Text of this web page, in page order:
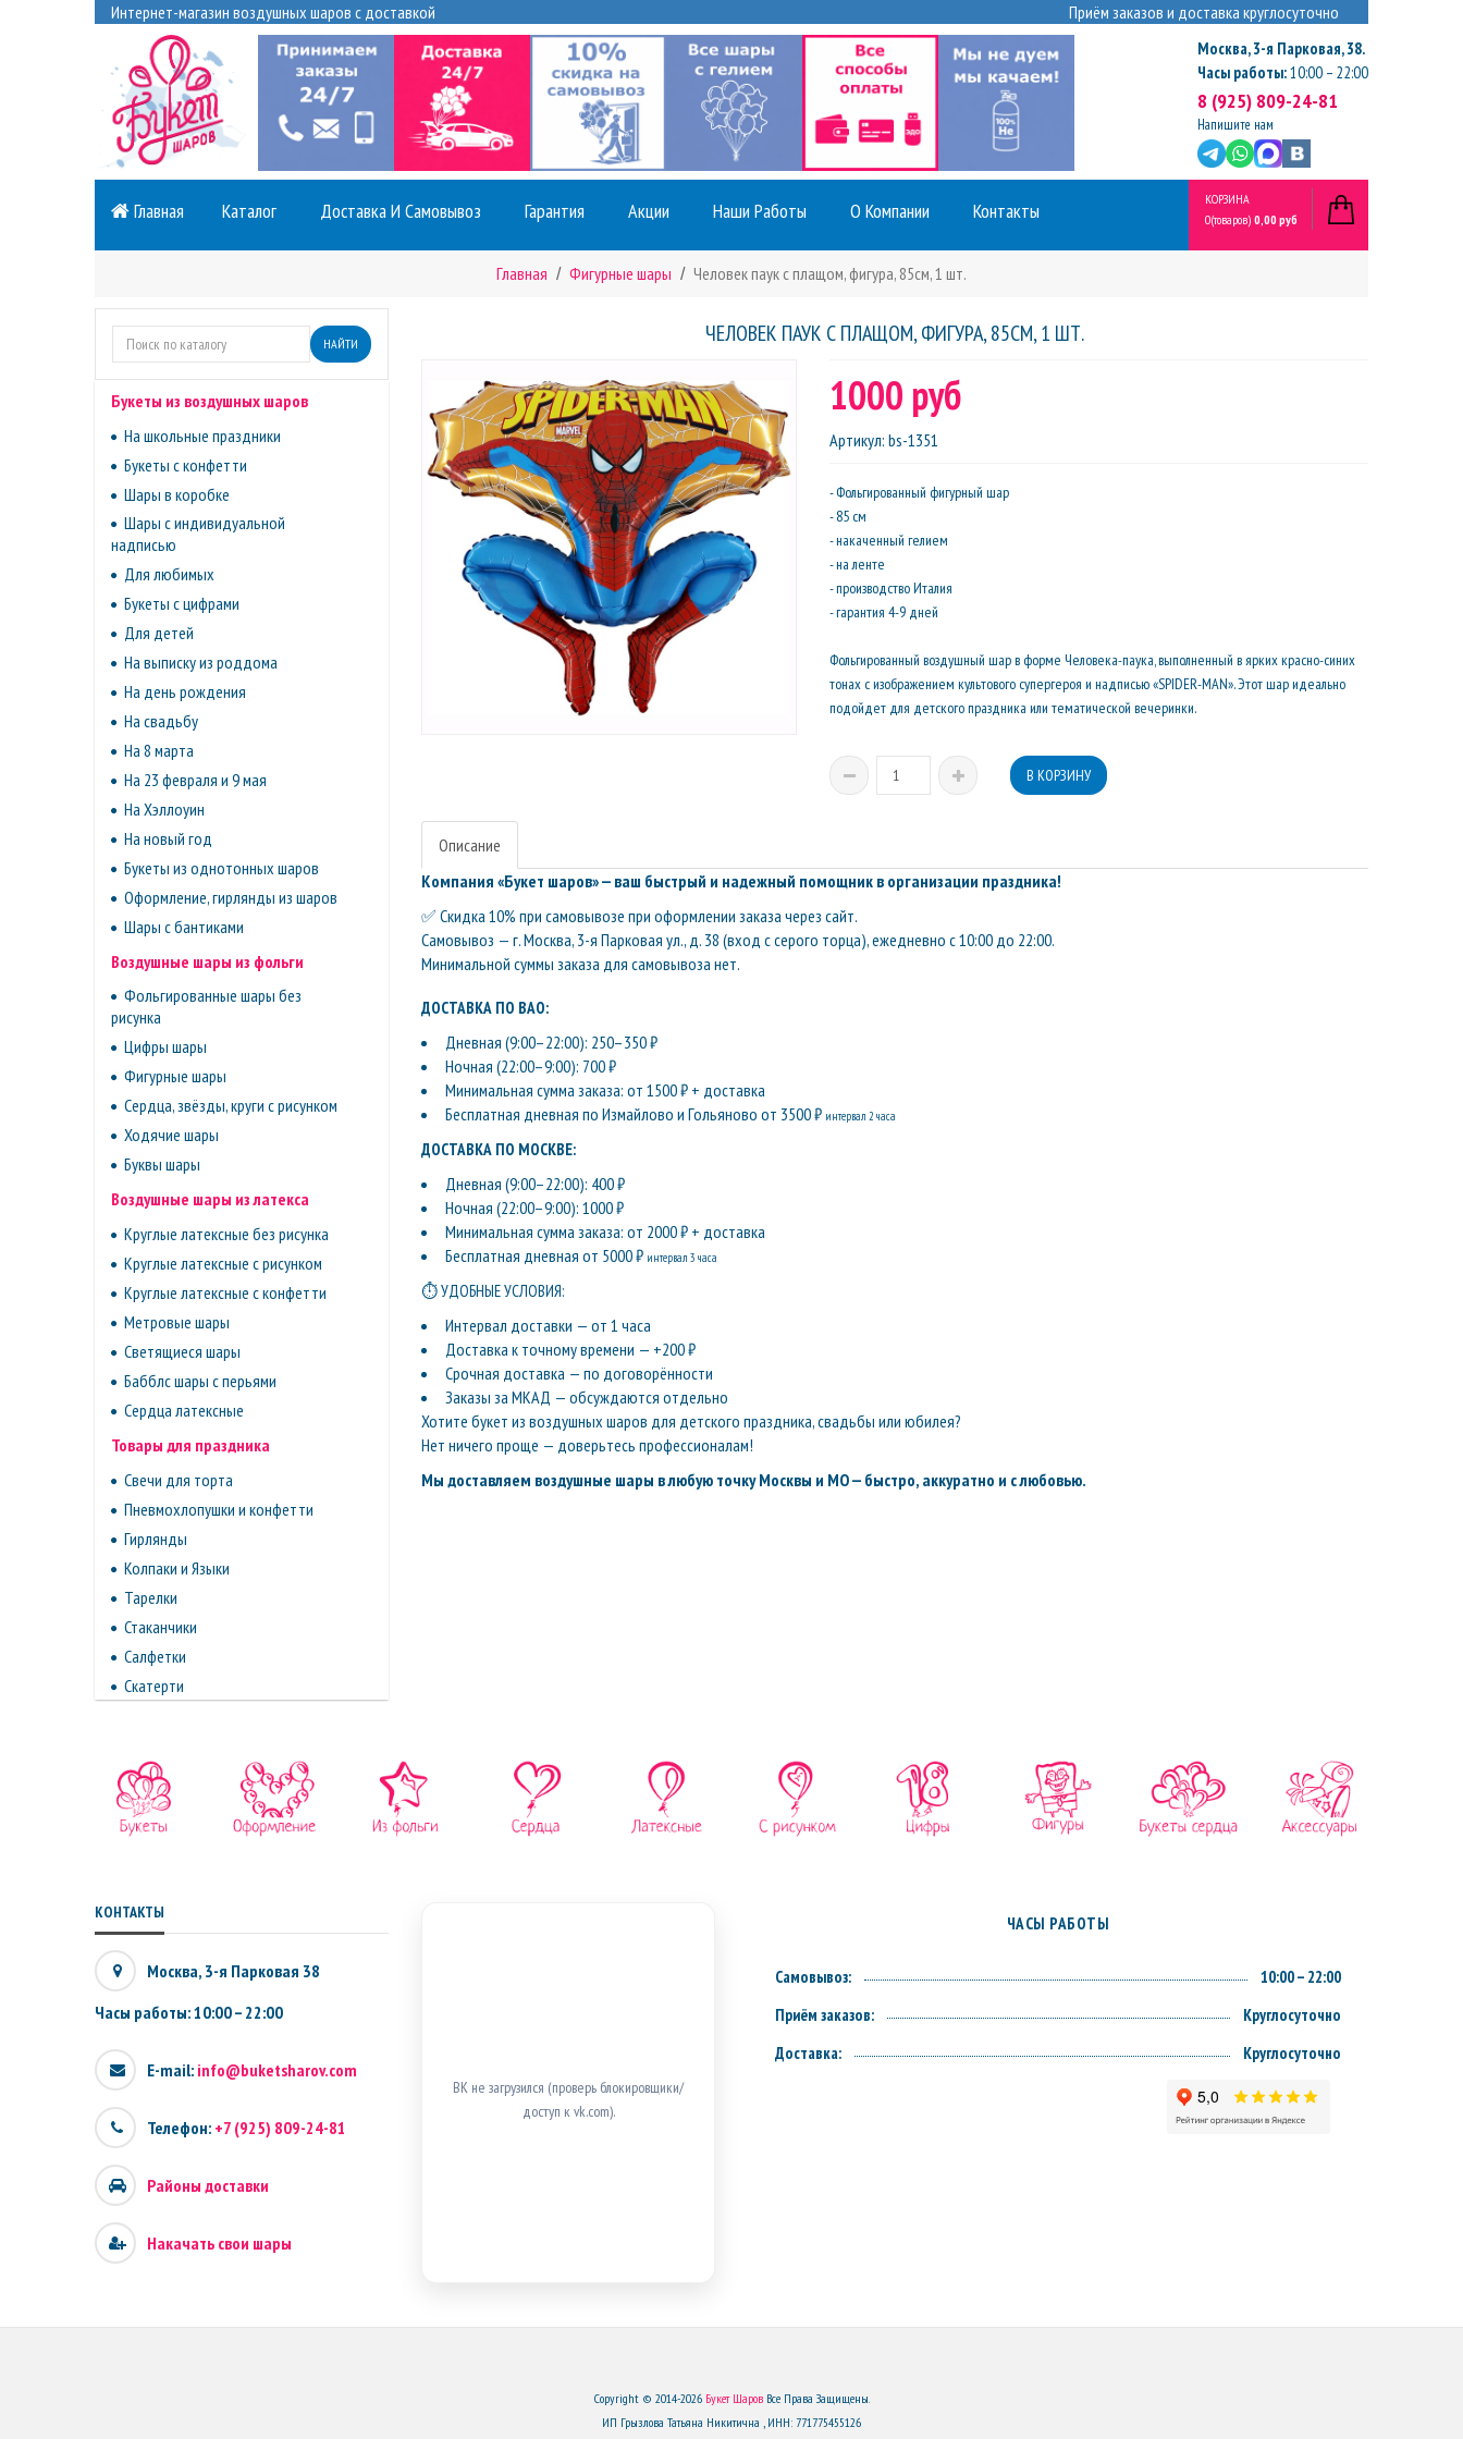
Интернет-магазин воздушных шаров с доставкой Приём заказов и доставка круглосуточно
Москва,3-я Парковая, 38.
Часы работы:10:00 – 22:00
8 (925) 809-24-81
Напишите нам
Главная Каталог Доставка И Самовывоз Гарантия Акции Наши Работы О Компании Контакты
КОРЗИНА
0(товаров) 0,00 руб
Главная Фигурные шары Человек паук с плащом, фигура, 85см, 1 шт.
НАЙТИ
Букеты из воздушных шаров
На школьные праздники
Букеты с конфетти
Шары в коробке
Шары с индивидуальной
надписью
Для любимых
Букеты с цифрами
Для детей
На выписку из роддома
На день рождения
На свадьбу
На 8 марта
На 23 февраля и 9 мая
На Хэллоуин
На новый год
Букеты из однотонных шаров
Оформление, гирлянды из шаров
Шары с бантиками
Воздушные шары из фольги
Фольгированные шары без
рисунка
Цифры шары
Фигурные шары
Сердца, звёзды, круги с рисунком
Ходячие шары
Буквы шары
Воздушные шары из латекса
Круглые латексные без рисунка
Круглые латексные с рисунком
Круглые латексные с конфетти
Метровые шары
Светящиеся шары
Бабблс шары с перьями
Сердца латексные
Товары для праздника
Свечи для торта
Пневмохлопушки и конфетти
Гирлянды
Колпаки и Языки
Тарелки
Стаканчики
Салфетки
Скатерти
ЧЕЛОВЕК ПАУК С ПЛАЩОМ, ФИГУРА, 85СМ, 1 ШТ.
1000 руб
Артикул: bs-1351
- Фольгированный фигурный шар
- 85 см
- накаченный гелием
- на ленте
- производство Италия
- гарантия 4-9 дней
Фольгированный воздушный шар в форме Человека-паука, выполненный в ярких красно-синих
тонах с изображением культового супергероя и надписью «SPIDER-MAN». Этот шар идеально
подойдет для детского праздника или тематической вечеринки.
Описание
Компания «Букет шаров» — ваш быстрый и надежный помощник в организации праздника!
✅ Скидка 10% при самовывозе при оформлении заказа через сайт.
Самовывоз — г. Москва, 3-я Парковая ул., д. 38 (вход с серого торца), ежедневно с 10:00 до 22:00.
Минимальной суммы заказа для самовывоза нет.
ДОСТАВКА ПО ВАО:
Дневная (9:00–22:00): 250–350 ₽
Ночная (22:00–9:00): 700 ₽
Минимальная сумма заказа: от 1500 ₽ + доставка
Бесплатная дневная по Измайлово и Гольяново от 3500 ₽ интервал 2 часа
ДОСТАВКА ПО МОСКВЕ:
Дневная (9:00–22:00): 400 ₽
Ночная (22:00–9:00): 1000 ₽
Минимальная сумма заказа: от 2000 ₽ + доставка
Бесплатная дневная от 5000 ₽ интервал 3 часа
⏱ УДОБНЫЕ УСЛОВИЯ:
Интервал доставки — от 1 часа
Доставка к точному времени — +200 ₽
Срочная доставка — по договорённости
Заказы за МКАД — обсуждаются отдельно
Хотите букет из воздушных шаров для детского праздника, свадьбы или юбилея?
Нет ничего проще — доверьтесь профессионалам!
Мы доставляем воздушные шары в любую точку Москвы и МО — быстро, аккуратно и с любовью.
КОНТАКТЫ
Москва, 3-я Парковая 38
Часы работы: 10:00 – 22:00
E-mail: info@buketsharov.com
Телефон: +7 (925) 809-24-81
Районы доставки
Накачать свои шары
ВК не загрузился (проверь блокировщики/
доступ к vk.com).
ЧАСЫ РАБОТЫ
Самовывоз:
10:00 – 22:00
Приём заказов:
Круглосуточно
Доставка:
Круглосуточно
Copyright © 2014-2026 Букет ШаровВсе Права Защищены.
ИП Грызлова Татьяна Никитична , ИНН: 771775455126